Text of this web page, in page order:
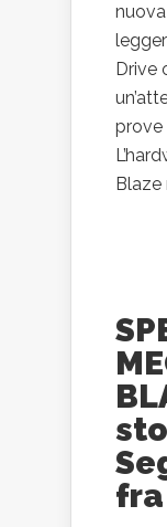
Drive
prove
Blaze
fra